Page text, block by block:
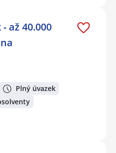
až 40.000
Plný úvazek